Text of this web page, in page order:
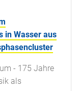
in Wasser aus
- 175 Jahre
als